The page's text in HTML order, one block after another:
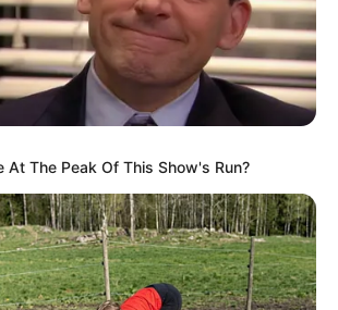
Celebrity Farewells
Brainberries